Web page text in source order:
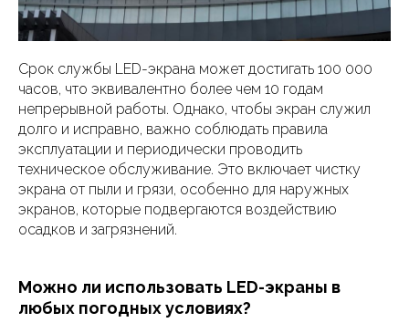
Срок службы LED-экрана может достигать 100 000
часов, что эквивалентно более чем 10 годам
непрерывной работы. Однако, чтобы экран служил
долго и исправно, важно соблюдать правила
эксплуатации и периодически проводить
техническое обслуживание. Это включает чистку
экрана от пыли и грязи, особенно для наружных
экранов, которые подвергаются воздействию
осадков и загрязнений.
Можно ли использовать LED-экраны в
любых погодных условиях?